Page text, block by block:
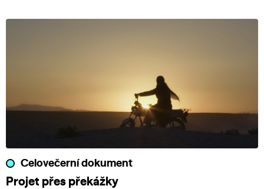
Celovečerní dokument
Projet přes překážky